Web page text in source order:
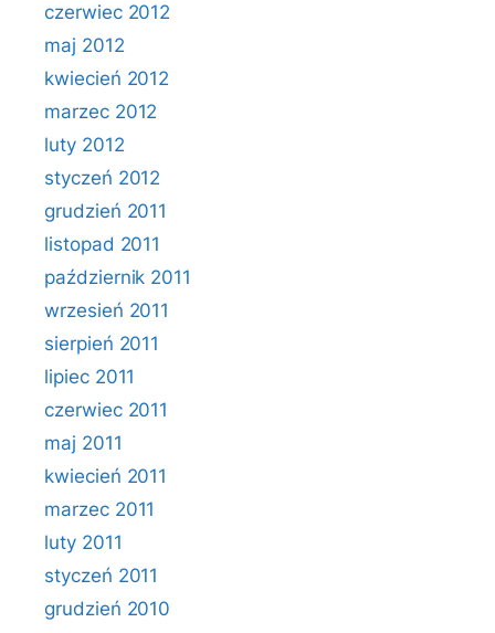
czerwiec 2012
maj 2012
kwiecień 2012
marzec 2012
luty 2012
styczeń 2012
grudzień 2011
listopad 2011
październik 2011
wrzesień 2011
sierpień 2011
lipiec 2011
czerwiec 2011
maj 2011
kwiecień 2011
marzec 2011
luty 2011
styczeń 2011
grudzień 2010